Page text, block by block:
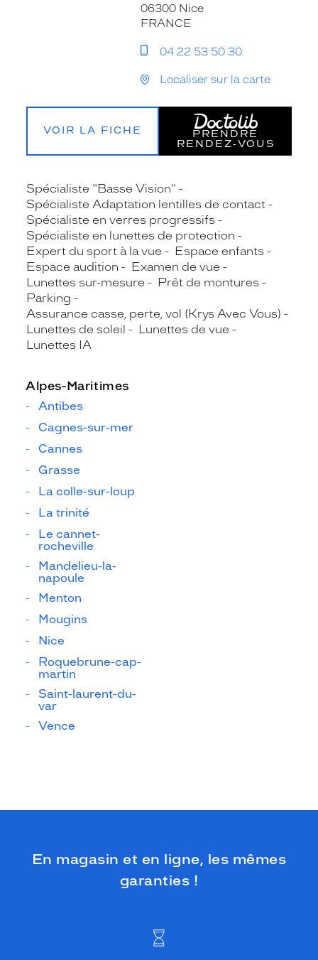
06300 Nice
FRANCE
04 22 53 50 30
Localiser sur la carte
VOIR LA FICHE
PRENDRE
RENDEZ‑VOUS
Spécialiste "Basse Vision"
Spécialiste Adaptation lentilles de contact
Spécialiste en verres progressifs
Spécialiste en lunettes de protection
Expert du sport à la vue
Espace enfants
Espace audition
Examen de vue
Lunettes sur-mesure
Prêt de montures
Parking
Assurance casse, perte, vol (Krys Avec Vous)
Lunettes de soleil
Lunettes de vue
Lunettes IA
Alpes-Maritimes
Antibes
Cagnes-sur-mer
Cannes
Grasse
La colle-sur-loup
La trinité
Le cannet-
rocheville
Mandelieu-la-
napoule
Menton
Mougins
Nice
Roquebrune-cap-
martin
Saint-laurent-du-
var
Vence
En magasin et en ligne, les mêmes
garanties !